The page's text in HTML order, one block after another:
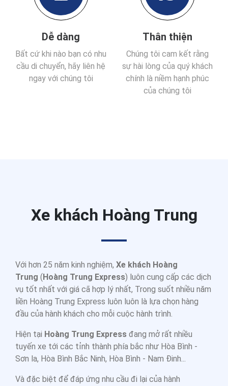
Dễ dàng
Bất cứ khi nào bạn có nhu
cầu di chuyển, hãy liên hệ
ngay với chúng tôi
Thân thiện
Chúng tôi cam kết rằng
sự hài lòng của quý khách
chính là niềm hạnh phúc
của chúng tôi
Xe khách Hoàng Trung
Với hơn 25 năm kinh nghiệm, Xe khách Hoàng
Trung (Hoàng Trung Express) luôn cung cấp các dịch
vụ tốt nhất với giá cã hợp lý nhất, Trong suốt nhiều năm
liền Hoàng Trung Express luôn luôn là lựa chọn hàng
đầu của hành khách cho mỗi cuộc hành trình.
Hiện tại Hoàng Trung Express đang mở rất nhiều
tuyến xe tới các tỉnh thành phía bắc như Hòa Bình -
Sơn la, Hòa Bình Bắc Ninh, Hòa Bình - Nam Đinh...
Và đặc biệt để đáp ứng nhu cầu đi lại của hành